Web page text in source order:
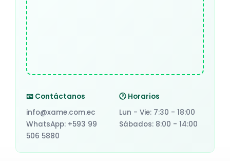
📧 Contáctanos
info@xame.com.ec
WhatsApp: +593 99
506 5880
🕐 Horarios
Lun - Vie: 7:30 - 18:00
Sábados: 8:00 - 14:00